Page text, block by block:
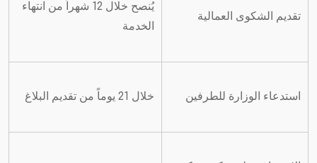
تقديم الشكوى العمالية
يُنصح خلال 12 شهراً من انتهاء
الخدمة
استدعاء الوزارة للطرفين خلال 21 يوماً من تقديم البلاغ